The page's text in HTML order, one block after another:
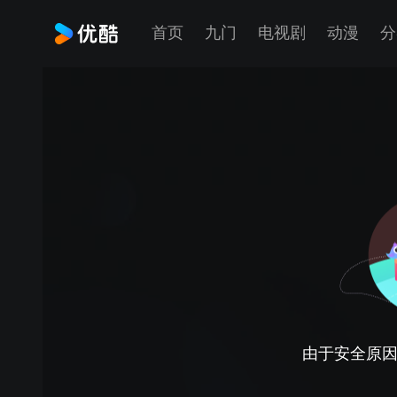
首页 九门 电视剧 动漫
由于安全原